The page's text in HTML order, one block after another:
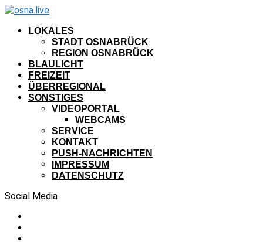
LOKALES
STADT OSNABRÜCK
REGION OSNABRÜCK
BLAULICHT
FREIZEIT
ÜBERREGIONAL
SONSTIGES
VIDEOPORTAL
WEBCAMS
SERVICE
KONTAKT
PUSH-NACHRICHTEN
IMPRESSUM
DATENSCHUTZ
Social Media